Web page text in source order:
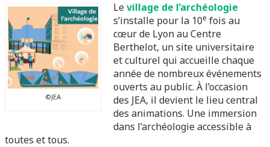
©JEA
Levillage de l’archéologie
s’installe pour la 10e fois au
cœur de Lyon au Centre
Berthelot, un site universitaire
et culturel qui accueille chaque
année de nombreux événements
ouverts au public. À l’occasion
des JEA, il devient le lieu central
des animations. Une immersion
dans l’archéologie accessible à
toutes et tous.